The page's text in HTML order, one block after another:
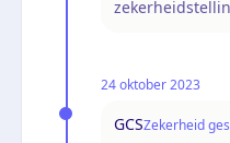
24 oktober 2023
GCSZekerheid